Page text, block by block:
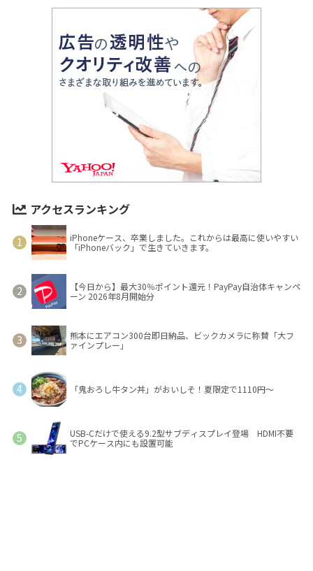
アクセスランキング
iPhoneケース、卒業しました。これからは最高に使いやすい
「iPhoneバック」で生きていきます。
【今日から】最大30％ポイント還元！PayPay自治体キャンペ
ーン 2026年8月開始分
熊本にエアコン300台即日納品、ビックカメラに称賛「大フ
ァインプレー」
「鬼おろし牛タン丼」がおいしそ！夏限定で1110円～
USB-Cだけで使える9.2型サブディスプレイ登場 HDMI不要
でPCケース内にも設置可能